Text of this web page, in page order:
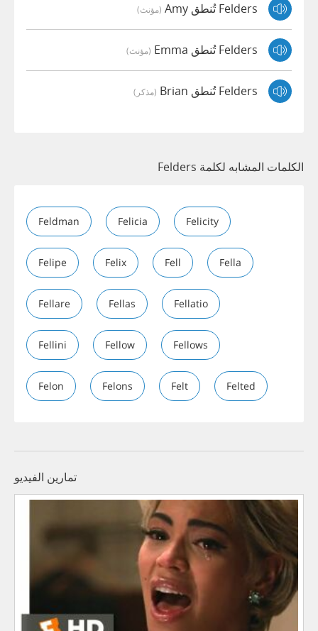
Felders تُنطق Amy (مؤنث)
Felders تُنطق Emma (مؤنث)
Felders تُنطق Brian (مذكر)
الكلمات المشابه لكلمة Felders
Feldman Felicia Felicity
Felipe Felix Fell Fella
Fellare Fellas Fellatio
Fellini Fellow Fellows
Felon Felons Felt Felted
تمارين الفيديو